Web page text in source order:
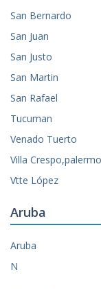
San Bernardo
San Juan
San Justo
San Martin
San Rafael
Tucuman
Venado Tuerto
Villa Crespo,palermo
Vtte López
Aruba
Aruba
N